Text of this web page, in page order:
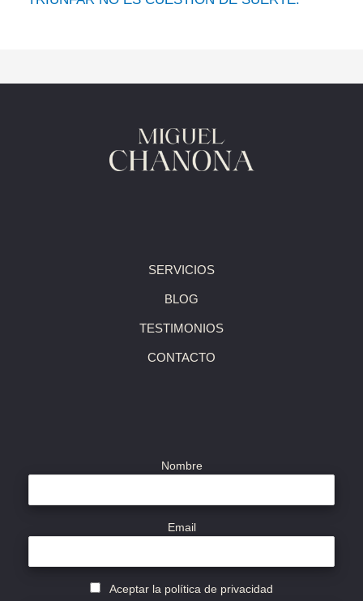
SERVICIOS
BLOG
TESTIMONIOS
CONTACTO
Nombre
Email
Aceptar la política de privacidad